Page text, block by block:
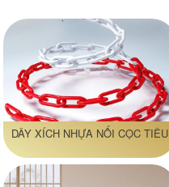
DÂY XÍCH NHỰA NỐI CỌC TIÊU